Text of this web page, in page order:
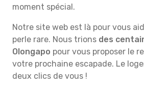
moment spécial.
Notre site web est là pour vous
perle rare. Nous trions des
Olongapo pour vous proposer le
votre prochaine escapade. Le
deux clics de vous !